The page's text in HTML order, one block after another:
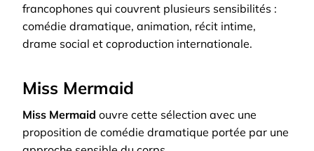
francophones qui couvrent plusieurs sensibilités :
comédie dramatique, animation, récit intime,
drame social et coproduction internationale.
Miss Mermaid
Miss Mermaid ouvre cette sélection avec une
proposition de comédie dramatique portée par une